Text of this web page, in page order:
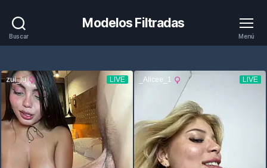
Buscar
Modelos Filtradas
Menú